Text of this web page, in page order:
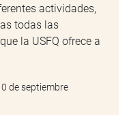
actividades,
todas las
la USFQ ofrece a
de septiembre